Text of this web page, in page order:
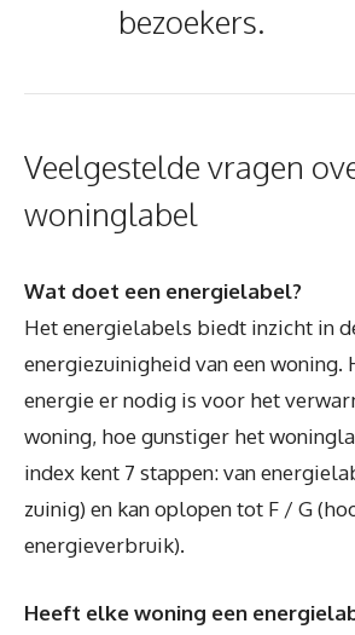
bezoekers.
Veelgestelde vragen
woninglabel
Wat doet een energielabel?
Het energielabels biedt inzicht in
energiezuinigheid van een woning.
energie er nodig is voor het
woning, hoe gunstiger het
index kent 7 stappen: van
zuinig) en kan oplopen tot F / G
energieverbruik).
Heeft elke woning een